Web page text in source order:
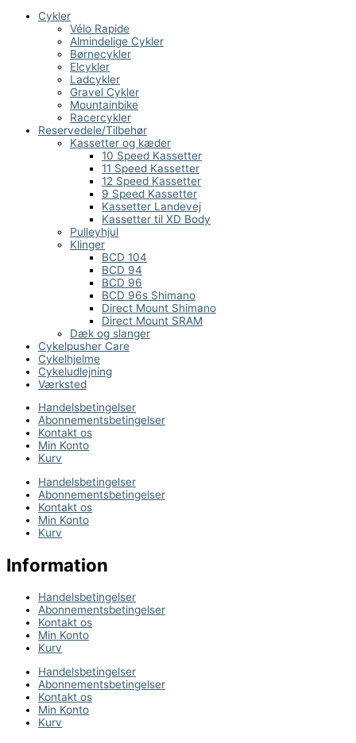
Cykler
Vélo Rapide
Almindelige Cykler
Børnecykler
Elcykler
Ladcykler
Gravel Cykler
Mountainbike
Racercykler
Reservedele/Tilbehør
Kassetter og kæder
10 Speed Kassetter
11 Speed Kassetter
12 Speed Kassetter
9 Speed Kassetter
Kassetter Landevej
Kassetter til XD Body
Pulleyhjul
Klinger
BCD 104
BCD 94
BCD 96
BCD 96s Shimano
Direct Mount Shimano
Direct Mount SRAM
Dæk og slanger
Cykelpusher Care
Cykelhjelme
Cykeludlejning
Værksted
Handelsbetingelser
Abonnementsbetingelser
Kontakt os
Min Konto
Kurv
Handelsbetingelser
Abonnementsbetingelser
Kontakt os
Min Konto
Kurv
Information
Handelsbetingelser
Abonnementsbetingelser
Kontakt os
Min Konto
Kurv
Handelsbetingelser
Abonnementsbetingelser
Kontakt os
Min Konto
Kurv